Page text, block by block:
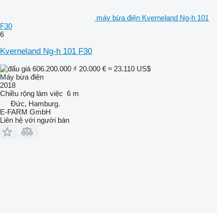
máy bừa điện Kverneland Ng-h 101
F30
6
Kverneland Ng-h 101 F30
606.200.000 ₫ 20.000 € ≈ 23.110 US$
Máy bừa điện
2018
Chiều rộng làm việc 6 m
Đức, Hamburg.
E-FARM GmbH
Liên hệ với người bán